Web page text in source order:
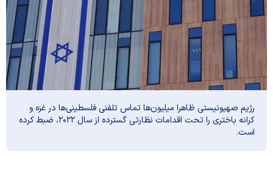
رژیم صهیونیستی ظاهرا میلیون‌ها تماس تلفنی فلسطینی‌ها در غزه و
کرانه باختری را تحت اقدامات نظارتی گسترده از سال ۲۰۲۲، ضبط کرده
است.